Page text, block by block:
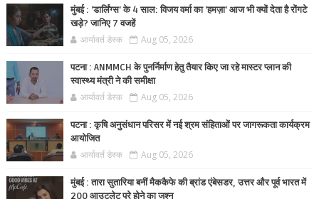
मुंबई : 'डार्लिंग्स' के 4 साल: विजय वर्मा का 'हमज़ा' आज भी क्यों देता है रोंगटे
खड़े? जानिए 7 वजहें
आर्यावर्त डेस्क Aug 05, 2026
पटना : ANMMCH के पुनर्निर्माण हेतु तैयार किए जा रहे मास्टर प्लान की
स्वास्थ्य मंत्री ने की समीक्षा
आर्यावर्त डेस्क Aug 05, 2026
पटना : कृषि अनुसंधान परिसर में नई श्रम संहिताओं पर जागरूकता कार्यक्रम
आयोजित
आर्यावर्त डेस्क Aug 05, 2026
मुंबई : तारा सुतारिया बनीं मैककैफे की ब्रांड एंबेसडर, उत्तर और पूर्व भारत में
200 आउटलेट पूरे होने का जश्न